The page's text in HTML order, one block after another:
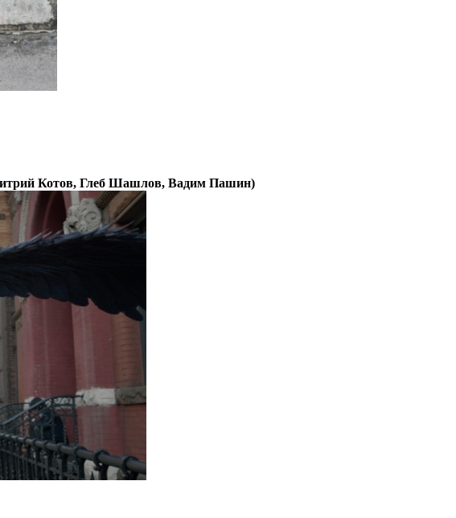
Котов, Глеб Шашлов, Вадим Пашин)